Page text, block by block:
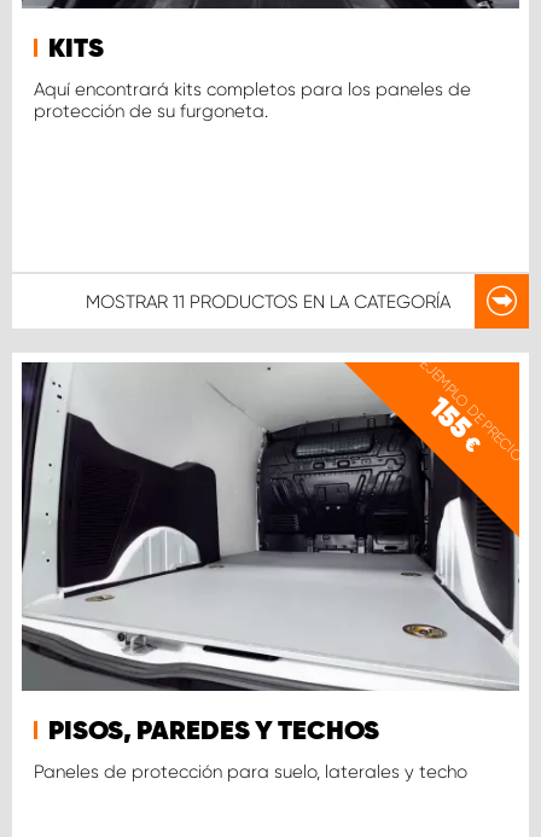
KITS
Aquí encontrará kits completos para los paneles de
protección de su furgoneta.
MOSTRAR 11 PRODUCTOS EN LA CATEGORÍA
EJEMPLO DE PRECIO
155
€
PISOS, PAREDES Y TECHOS
Paneles de protección para suelo, laterales y techo